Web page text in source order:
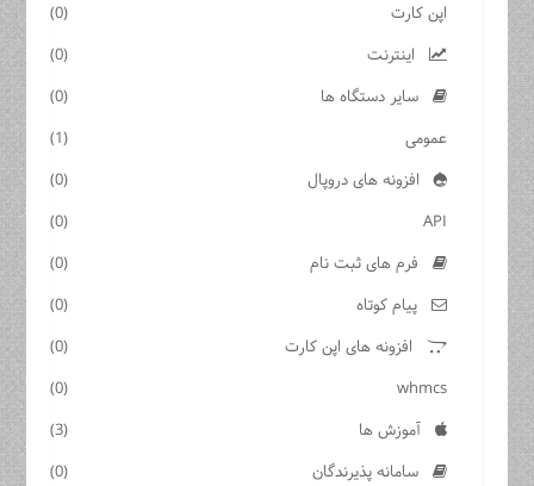
اپن کارت
(0)
اینترنت
(0)
سایر دستگاه ها
(0)
عمومی
(1)
افزونه های دروپال
(0)
API
(0)
فرم های ثبت نام
(0)
پیام کوتاه
(0)
افزونه های اپن کارت
(0)
whmcs
(0)
آموزش ها
(3)
سامانه پذیرندگان
(0)